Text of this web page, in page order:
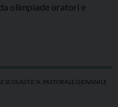
olimpiade oratori e
SCOLASTICA PASTORALE GIOVANILE